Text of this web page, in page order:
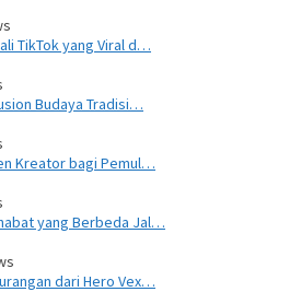
TikTok yang Viral d…
Budaya Tradisi…
Kreator bagi Pemul…
yang Berbeda Jal…
dari Hero Vex…